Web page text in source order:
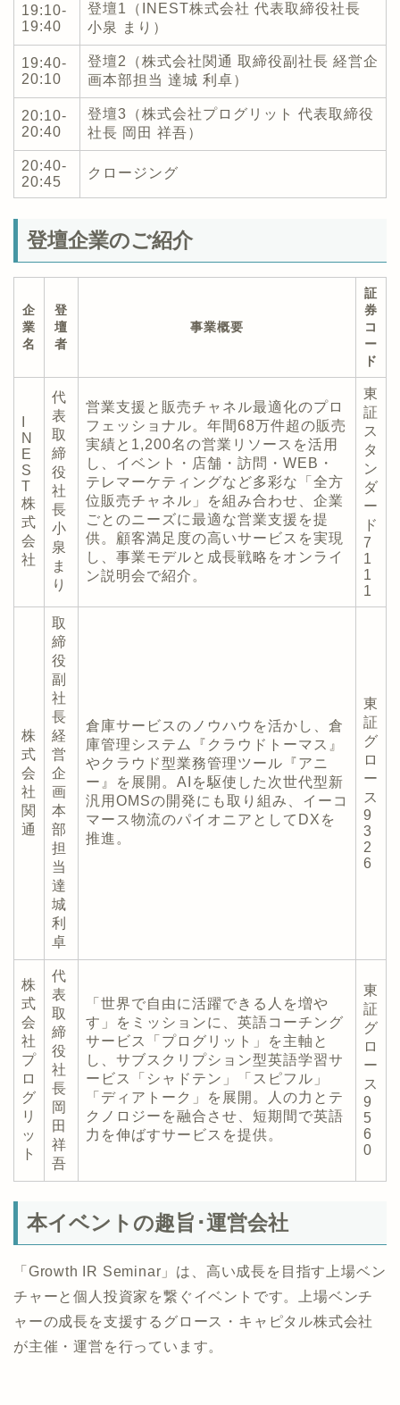
19:10-
19:40
登壇1（INEST株式会社 代表取締役社長
小泉 まり）
19:40-
20:10
登壇2（株式会社関通 取締役副社長 経営企
画本部担当 達城 利卓）
20:10-
20:40
登壇3（株式会社プログリット 代表取締役
社長 岡田 祥吾）
20:40-
20:45
クロージング
登壇企業のご紹介
企
業
名
登
壇
者
事業概要
証
券
コ
ー
ド
N
E
S
T
株
式
会
社
代
表
取
締
役
社
長
小
泉
ま
り
営業支援と販売チャネル最適化のプロ
フェッショナル。年間68万件超の販売
実績と1,200名の営業リソースを活用
し、イベント・店舗・訪問・WEB・
テレマーケティングなど多彩な「全方
位販売チャネル」を組み合わせ、企業
ごとのニーズに最適な営業支援を提
供。顧客満足度の高いサービスを実現
し、事業モデルと成長戦略をオンライ
ン説明会で紹介。
東
証
ス
タ
ン
ダ
ー
ド
7
1
1
1
株
式
会
社
関
通
取
締
役
副
社
長
経
営
企
画
本
部
担
当
達
城
利
卓
倉庫サービスのノウハウを活かし、倉
庫管理システム『クラウドトーマス』
やクラウド型業務管理ツール『アニ
ー』を展開。AIを駆使した次世代型新
汎用OMSの開発にも取り組み、イーコ
マース物流のパイオニアとしてDXを
推進。
東
証
グ
ロ
ー
ス
9
3
2
6
株
式
会
社
プ
ロ
グ
リ
ッ
ト
代
表
取
締
役
社
長
岡
田
祥
吾
「世界で自由に活躍できる人を増や
す」をミッションに、英語コーチング
サービス「プログリット」を主軸と
し、サブスクリプション型英語学習サ
ービス「シャドテン」「スピフル」
「ディアトーク」を展開。人の力とテ
クノロジーを融合させ、短期間で英語
力を伸ばすサービスを提供。
東
証
グ
ロ
ー
ス
9
5
6
0
本イベントの趣旨･運営会社
「Growth IR Seminar」は、高い成長を目指す上場ベン
チャーと個人投資家を繋ぐイベントです。上場ベンチ
ャーの成長を支援するグロース・キャピタル株式会社
が主催・運営を行っています。